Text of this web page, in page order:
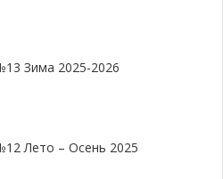
Зима 2025-2026
Лето – Осень 2025